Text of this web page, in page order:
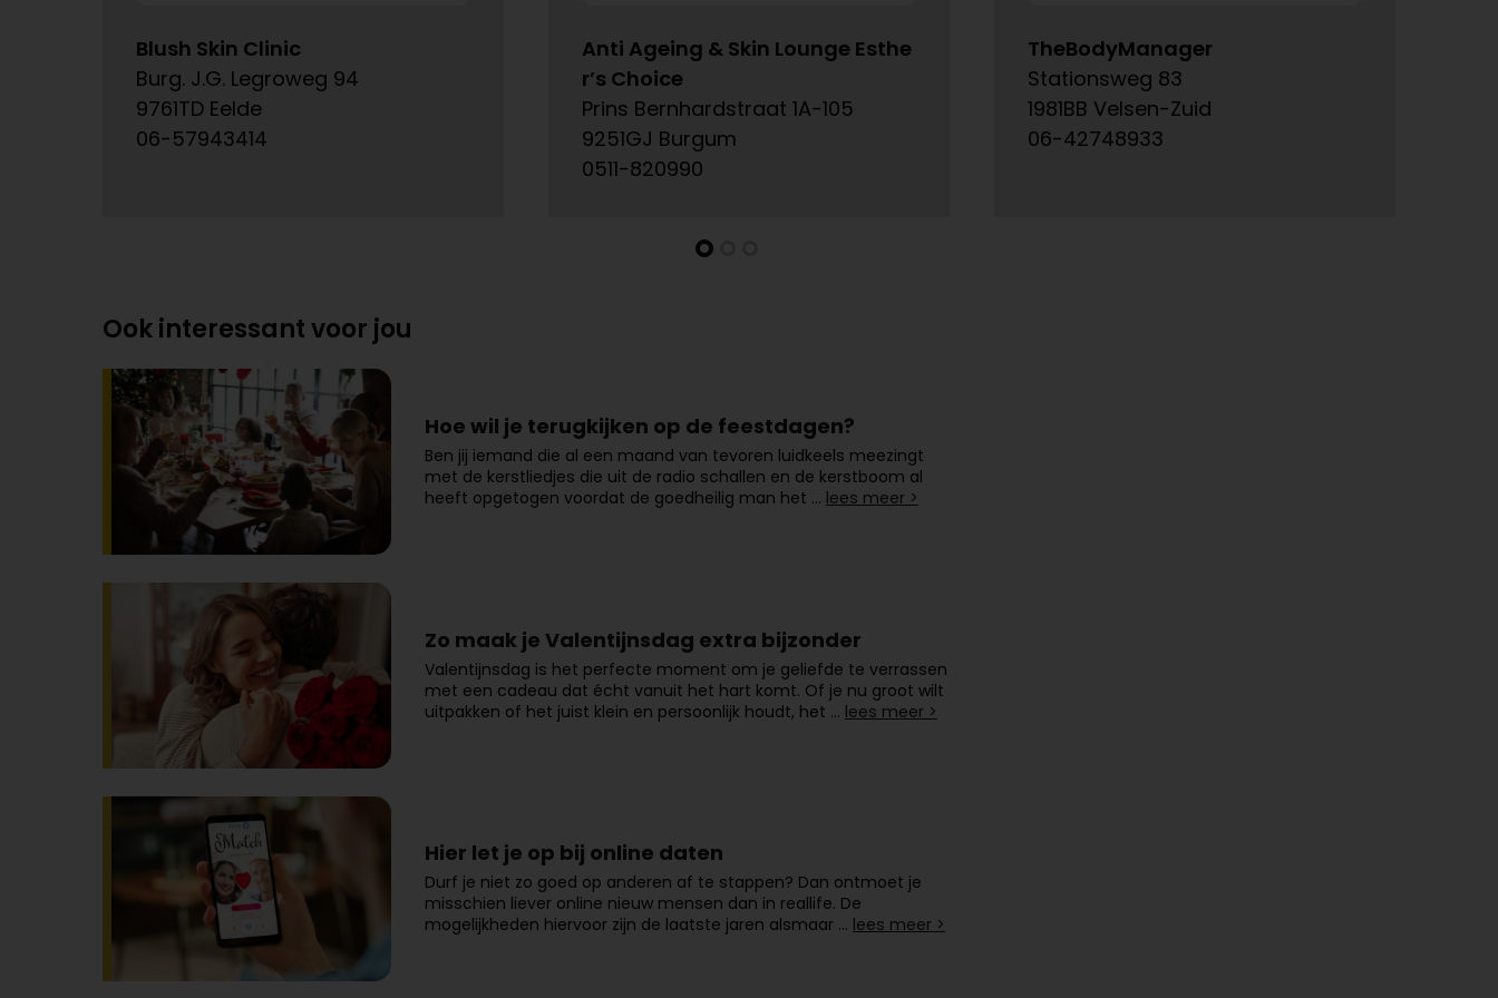
Blush Skin Clinic
Burg. J.G. Legroweg 94
9761TD Eelde
06-57943414
Anti Ageing & Skin Lounge Esthe
r’s Choice
Prins Bernhardstraat 1A-105
9251GJ Burgum
0511-820990
TheBodyManager
Stationsweg 83
1981BB Velsen-Zuid
06-42748933
Ook interessant voor jou
Hoe wil je terugkijken op de feestdagen?
Ben jij iemand die al een maand van tevoren luidkeels meezingt
met de kerstliedjes die uit de radio schallen en de kerstboom al
heeft opgetogen voordat de goedheilig man het … lees meer >
Zo maak je Valentijnsdag extra bijzonder
Valentijnsdag is het perfecte moment om je geliefde te verrassen
met een cadeau dat écht vanuit het hart komt. Of je nu groot wilt
uitpakken of het juist klein en persoonlijk houdt, het … lees meer >
Hier let je op bij online daten
Durf je niet zo goed op anderen af te stappen? Dan ontmoet je
misschien liever online nieuw mensen dan in reallife. De
mogelijkheden hiervoor zijn de laatste jaren alsmaar … lees meer >